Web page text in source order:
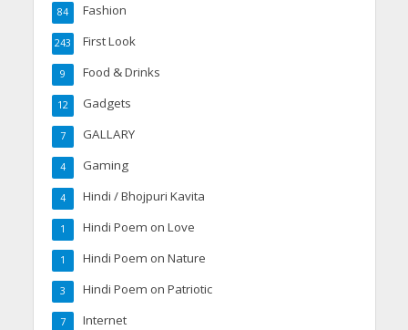
Fashion
84
First Look
243
Food & Drinks
9
Gadgets
12
GALLARY
7
Gaming
4
Hindi / Bhojpuri Kavita
4
Hindi Poem on Love
1
Hindi Poem on Nature
1
Hindi Poem on Patriotic
3
Internet
7